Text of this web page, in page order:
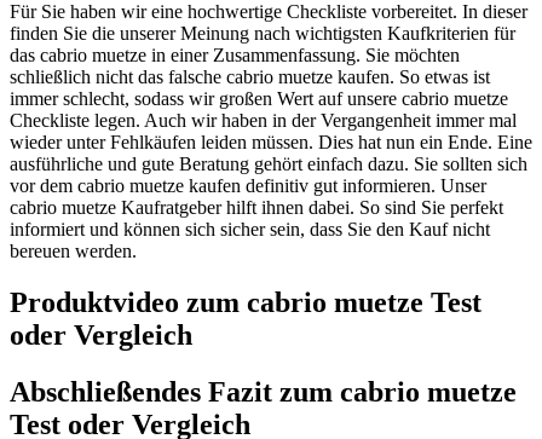
Für Sie haben wir eine hochwertige Checkliste vorbereitet. In dieser
finden Sie die unserer Meinung nach wichtigsten Kaufkriterien für
das cabrio muetze in einer Zusammenfassung. Sie möchten
schließlich nicht das falsche cabrio muetze kaufen. So etwas ist
immer schlecht, sodass wir großen Wert auf unsere cabrio muetze
Checkliste legen. Auch wir haben in der Vergangenheit immer mal
wieder unter Fehlkäufen leiden müssen. Dies hat nun ein Ende. Eine
ausführliche und gute Beratung gehört einfach dazu. Sie sollten sich
vor dem cabrio muetze kaufen definitiv gut informieren. Unser
cabrio muetze Kaufratgeber hilft ihnen dabei. So sind Sie perfekt
informiert und können sich sicher sein, dass Sie den Kauf nicht
bereuen werden.
Produktvideo zum cabrio muetze Test
oder Vergleich
Abschließendes Fazit zum cabrio muetze
Test oder Vergleich